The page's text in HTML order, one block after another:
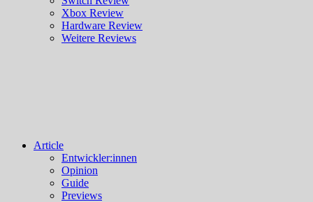
Xbox Review
Hardware Review
Weitere Reviews
Article
Entwickler:innen
Opinion
Guide
Previews